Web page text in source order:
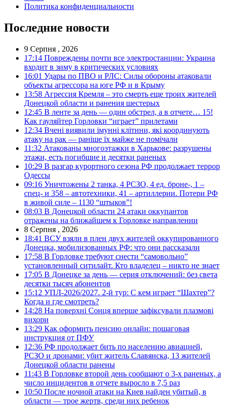
Политика конфиденциальности
Последние новости
9 Серпня , 2026
17:14 Повреждены почти все электростанции: Украина
входит в зиму в критических условиях
16:01 Удары по ПВО и РЛС: Силы обороны атаковали
объекты агрессора на юге РФ и в Крыму
13:58 Агрессия Кремля – это смерть еще троих жителей
Донецкой области и ранения шестерых
12:45 В ленте за день — один обстрел, а в отчете… 15!
Как гауляйтер Горловки “играет” прилетами
12:34 Вчені виявили імунні клітини, які координують
атаку на рак — раніше їх майже не помічали
11:32 Атакованы многоэтажки в Харькове: разрушены
этажи, есть погибшие и десятки раненых
10:29 В разгар курортного сезона РФ продолжает террор
Одессы
09:16 Уничтожены 2 танка, 4 РСЗО, 4 ед. броне-, 1 –
спец- и 358 – автотехники, 41 – артиллерии. Потери РФ
в живой силе – 1130 “штыков”!
08:03 В Донецкой области 24 атаки оккупантов
отражены на ближайшем к Горловке направлении
8 Серпня , 2026
18:41 ВСУ взяли в плен двух жителей оккупированного
Донецка, мобилизованных РФ: что они рассказали
17:58 В Горловке требуют снести “самовольно”
установленный ситилайт. Кто владелец – никто не знает
17:05 В Донецке за день — серия отключений: без света
десятки тысяч абонентов
15:12 УПЛ-2026/2027. 2-й тур: С кем играет “Шахтер”?
Когда и где смотреть?
14:28 На поверхні Сонця вперше зафіксували плазмові
вихори
13:29 Как оформить пенсию онлайн: пошаговая
инструкция от ПФУ
12:36 РФ продолжает бить по населению авиацией,
РСЗО и дронами: убит житель Славянска, 13 жителей
Донецкой области ранены
11:43 В Горловке второй день сообщают о 3-х раненых, а
число инцидентов в отчете выросло в 7,5 раз
10:50 После ночной атаки на Киев найден убитый, в
области — трое жертв, среди них ребенок